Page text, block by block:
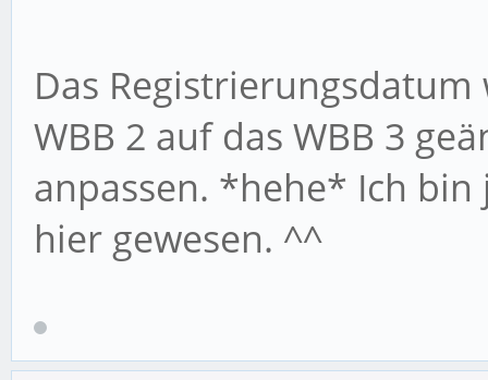
Das
WBB 2 auf das WBB 3
anpassen. *hehe* Ich
hier gewesen. ^^